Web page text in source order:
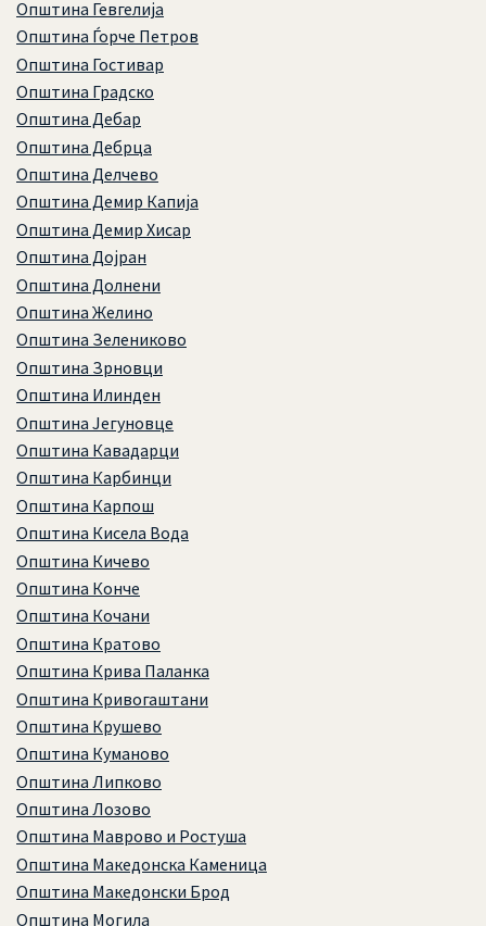
Општина Гевгелија
Општина Ѓорче Петров
Општина Гостивар
Општина Градско
Општина Дебар
Општина Дебрца
Општина Делчево
Општина Демир Капија
Општина Демир Хисар
Општина Дојран
Општина Долнени
Општина Желино
Општина Зелениково
Општина Зрновци
Општина Илинден
Општина Јегуновце
Општина Кавадарци
Општина Карбинци
Општина Карпош
Општина Кисела Вода
Општина Кичево
Општина Конче
Општина Кочани
Општина Кратово
Општина Крива Паланка
Општина Кривогаштани
Општина Крушево
Општина Куманово
Општина Липково
Општина Лозово
Општина Маврово и Ростуша
Општина Македонска Каменица
Општина Македонски Брод
Општина Могила